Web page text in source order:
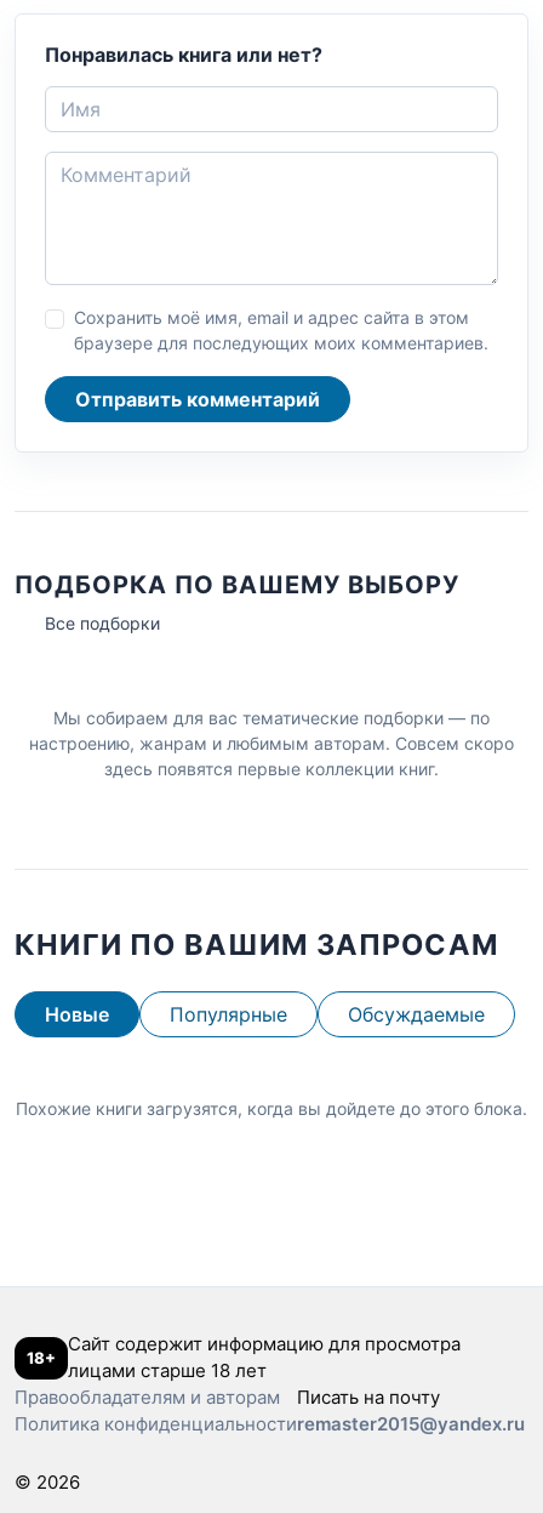
Понравилась книга или нет?
Сохранить моё имя, email и адрес сайта в этом
браузере для последующих моих комментариев.
Отправить комментарий
ПОДБОРКА ПО ВАШЕМУ ВЫБОРУ
Все подборки
Мы собираем для вас тематические подборки — по
настроению, жанрам и любимым авторам. Совсем скоро
здесь появятся первые коллекции книг.
КНИГИ ПО ВАШИМ ЗАПРОСАМ
Новые Популярные Обсуждаемые
Похожие книги загрузятся, когда вы дойдете до этого блока.
18+
Сайт содержит информацию для просмотра
лицами старше 18 лет
Правообладателям и авторам
Политика конфиденциальности
Писать на почту
remaster2015@yandex.ru
© 2026